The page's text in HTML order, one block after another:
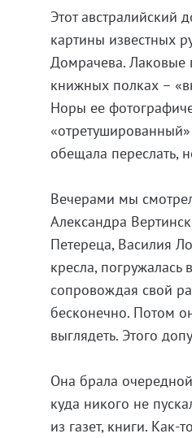
Этот
картины известных
Домрачева. Лаковые
книжных полках –
Норы ее
обещала переслать,
Вечерами мы
Александра
Петереца, Василия
кресла,
сопровождая свой
бесконечно. Потом
выглядеть. Этого
Она брала
куда никого не
из газет, книги.